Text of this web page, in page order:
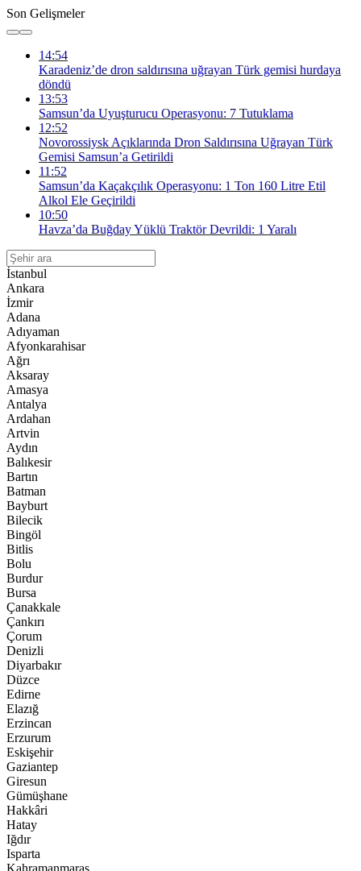
Son Gelişmeler
14:54
Karadeniz’de dron saldırısına uğrayan Türk gemisi hurdaya
döndü
13:53
Samsun’da Uyuşturucu Operasyonu: 7 Tutuklama
12:52
Novorossiysk Açıklarında Dron Saldırısına Uğrayan Türk
Gemisi Samsun’a Getirildi
11:52
Samsun’da Kaçakçılık Operasyonu: 1 Ton 160 Litre Etil
Alkol Ele Geçirildi
10:50
Havza’da Buğday Yüklü Traktör Devrildi: 1 Yaralı
İstanbul
Ankara
İzmir
Adana
Adıyaman
Afyonkarahisar
Ağrı
Aksaray
Amasya
Antalya
Ardahan
Artvin
Aydın
Balıkesir
Bartın
Batman
Bayburt
Bilecik
Bingöl
Bitlis
Bolu
Burdur
Bursa
Çanakkale
Çankırı
Çorum
Denizli
Diyarbakır
Düzce
Edirne
Elazığ
Erzincan
Erzurum
Eskişehir
Gaziantep
Giresun
Gümüşhane
Hakkâri
Hatay
Iğdır
Isparta
Kahramanmaraş